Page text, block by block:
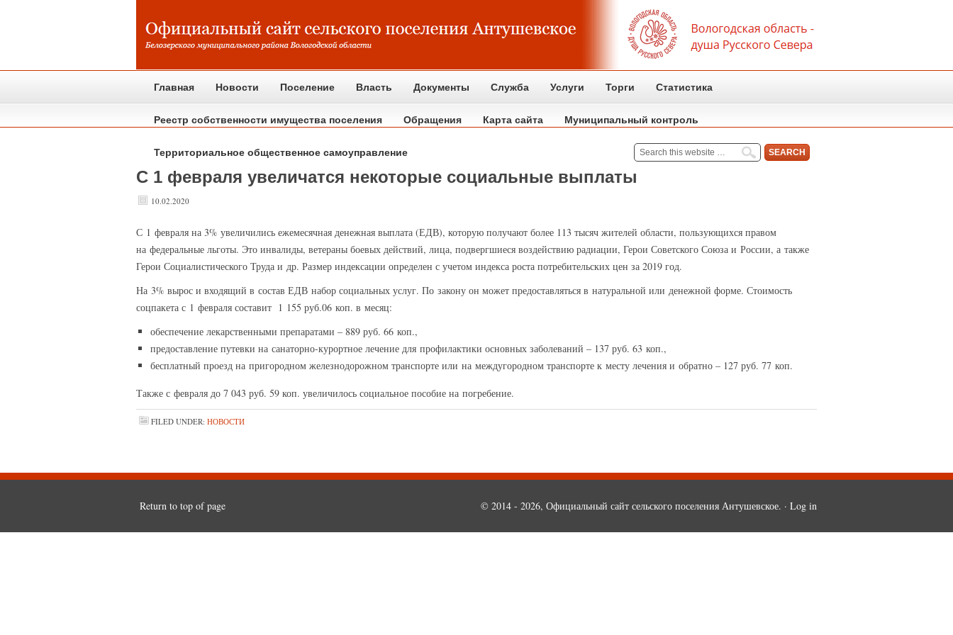
Главная Новости Поселение Власть Документы Служба Услуги Торги Статистика
Реестр собственности имущества поселения Обращения Карта сайта Муниципальный контроль
Территориальное общественное самоуправление
С 1 февраля увеличатся некоторые социальные выплаты
10.02.2020
С 1 февраля на 3% увеличились ежемесячная денежная выплата (ЕДВ), которую получают более 113 тысяч жителей области, пользующихся правом
на федеральные льготы. Это инвалиды, ветераны боевых действий, лица, подвергшиеся воздействию радиации, Герои Советского Союза и России, а также
Герои Социалистического Труда и др. Размер индексации определен с учетом индекса роста потребительских цен за 2019 год.
На 3% вырос и входящий в состав ЕДВ набор социальных услуг. По закону он может предоставляться в натуральной или денежной форме. Стоимость
соцпакета с 1 февраля составит 1 155 руб.06 коп. в месяц:
обеспечение лекарственными препаратами – 889 руб. 66 коп.,
предоставление путевки на санаторно-курортное лечение для профилактики основных заболеваний – 137 руб. 63 коп.,
бесплатный проезд на пригородном железнодорожном транспорте или на междугородном транспорте к месту лечения и обратно – 127 руб. 77 коп.
Также с февраля до 7 043 руб. 59 коп. увеличилось социальное пособие на погребение.
FILED UNDER: НОВОСТИ
Return to top of page © 2014 - 2026, Официальный сайт сельского поселения Антушевское. · Log in